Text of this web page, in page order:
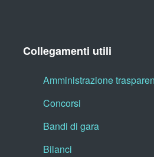
Collegamenti utili
Amministrazione
Concorsi
Bandi di gara
Bilanci